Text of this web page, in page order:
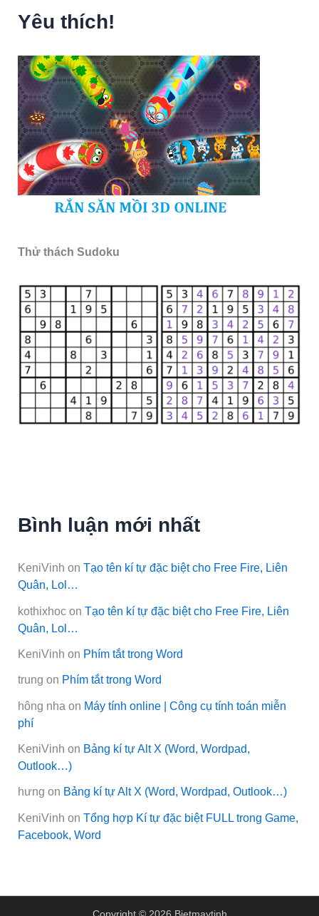
Yêu thích!
Thử thách Sudoku
Bình luận mới nhất
KeniVinh onTạo tên kí tự đặc biệt cho Free Fire, Liên
Quân, Lol…
kothixhoc onTạo tên kí tự đặc biệt cho Free Fire, Liên
Quân, Lol…
KeniVinh on Phím tắt trong Word
trung on Phím tắt trong Word
hông nha on Máy tính online | Công cụ tính toán miễn
phí
KeniVinh on Bảng kí tự Alt X (Word, Wordpad,
Outlook…)
hưng on Bảng kí tự Alt X (Word, Wordpad, Outlook…)
KeniVinh onTổng hợp Kí tự đặc biệt FULL trong Game,
Facebook, Word